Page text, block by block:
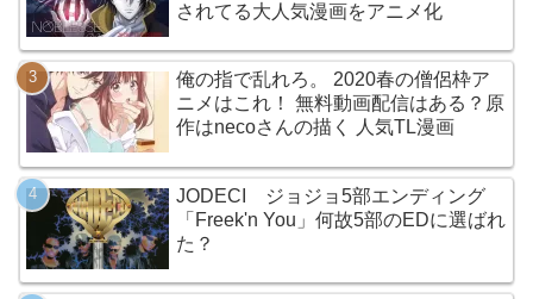
されてる大人気漫画をアニメ化
俺の指で乱れろ。 2020春の僧侶枠ア
ニメはこれ！ 無料動画配信はある？原
作はnecoさんの描く 人気TL漫画
JODECI ジョジョ5部エンディング
「Freek'n You」何故5部のEDに選ばれ
た？